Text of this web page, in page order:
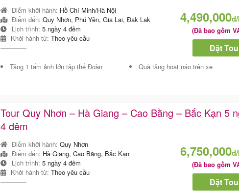
Điểm khởi hành: Hồ Chí Minh/Hà Nội
Điểm đến: Quy Nhơn, Phú Yên, Gia Lai, Đak Lak
Lịch trình: 5 ngày 4 đêm
Khởi hành từ: Theo yêu cầu
4,490,000
(Đã bao gồm
Đặt
Tặng 1 tấm ảnh lớn tập thể Đoàn Quà tặng hoạt náo trên xe
Tour Quy Nhơn – Hà Giang – Cao Bằng – Bắc Kạn 5
4 đêm
Điểm khởi hành: Quy Nhơn
Điểm đến: Hà Giang, Cao Bằng, Bắc Kạn
Lịch trình: 5 ngày 4 đêm
Khởi hành từ: Theo yêu cầu
6,750,000
(Đã bao gồm
Đặt